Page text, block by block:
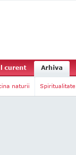
curent Arhiva
naturii Spiritualitate